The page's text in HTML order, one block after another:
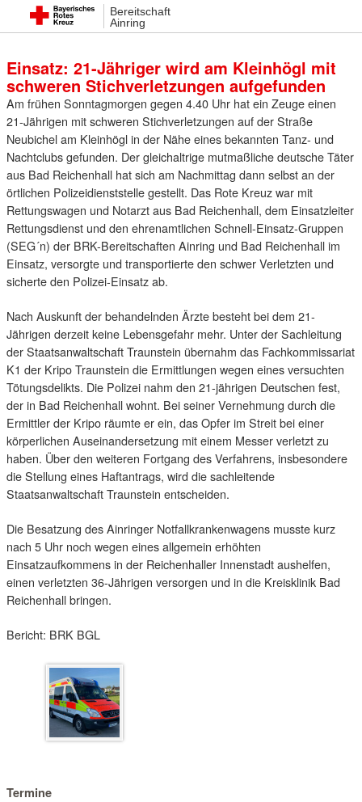
Bereitschaft
Ainring
15. Mai 2022 00:05
Einsatz: 21-Jähriger wird am Kleinhögl mit
schweren Stichverletzungen aufgefunden
Am frühen Sonntagmorgen gegen 4.40 Uhr hat ein Zeuge einen
21-Jährigen mit schweren Stichverletzungen auf der Straße
Neubichel am Kleinhögl in der Nähe eines bekannten Tanz- und
Nachtclubs gefunden. Der gleichaltrige mutmaßliche deutsche Täter
aus Bad Reichenhall hat sich am Nachmittag dann selbst an der
örtlichen Polizeidienststelle gestellt. Das Rote Kreuz war mit
Rettungswagen und Notarzt aus Bad Reichenhall, dem Einsatzleiter
Rettungsdienst und den ehrenamtlichen Schnell-Einsatz-Gruppen
(SEG´n) der BRK-Bereitschaften Ainring und Bad Reichenhall im
Einsatz, versorgte und transportierte den schwer Verletzten und
sicherte den Polizei-Einsatz ab.
Nach Auskunft der behandelnden Ärzte besteht bei dem 21-
Jährigen derzeit keine Lebensgefahr mehr. Unter der Sachleitung
der Staatsanwaltschaft Traunstein übernahm das Fachkommissariat
K1 der Kripo Traunstein die Ermittlungen wegen eines versuchten
Tötungsdelikts. Die Polizei nahm den 21-jährigen Deutschen fest,
der in Bad Reichenhall wohnt. Bei seiner Vernehmung durch die
Ermittler der Kripo räumte er ein, das Opfer im Streit bei einer
körperlichen Auseinandersetzung mit einem Messer verletzt zu
haben. Über den weiteren Fortgang des Verfahrens, insbesondere
die Stellung eines Haftantrags, wird die sachleitende
Staatsanwaltschaft Traunstein entscheiden.
Die Besatzung des Ainringer Notfallkrankenwagens musste kurz
nach 5 Uhr noch wegen eines allgemein erhöhten
Einsatzaufkommens in der Reichenhaller Innenstadt aushelfen,
einen verletzten 36-Jährigen versorgen und in die Kreisklinik Bad
Reichenhall bringen.
Bericht: BRK BGL
Termine